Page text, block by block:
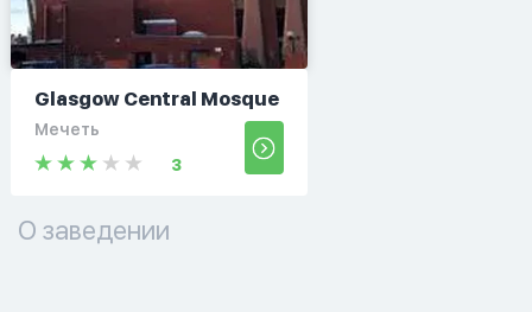
Glasgow Central Mosque
Мечеть
3
О заведении